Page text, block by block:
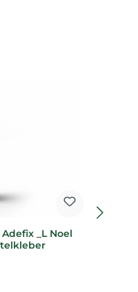
_L Noel